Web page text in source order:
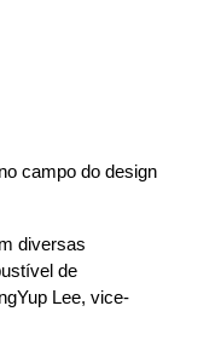
campo do design
diversas
de
Lee, vice-